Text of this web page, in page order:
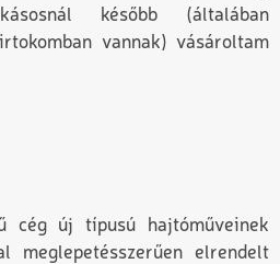
később (általában
vannak) vásároltam
cég új típusú hajtóműveinek
meglepetésszerűen elrendelt